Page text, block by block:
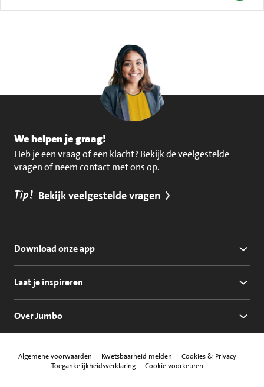
We helpen je graag!
Heb je een vraag of een klacht? Bekijk de veelgestelde
vragen of neem contact met ons op.
Tip! Bekijk veelgestelde vragen
Download onze app
Laat je inspireren
Over Jumbo
Algemene voorwaarden Kwetsbaarheid melden
Cookies & Privacy
Toegankelijkheidsverklaring
Cookie voorkeuren